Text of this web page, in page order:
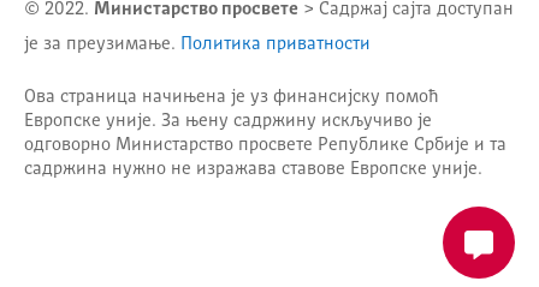
© 2022. Министарство просвете > Садржај сајта доступан
је за преузимање. Политика приватности
Ова страница начињена је уз финансијску помоћ
Европске уније. За њену садржину искључиво је
одговорно Министарство просвете Републике Србије и та
садржина нужно не изражава ставове Европске уније.